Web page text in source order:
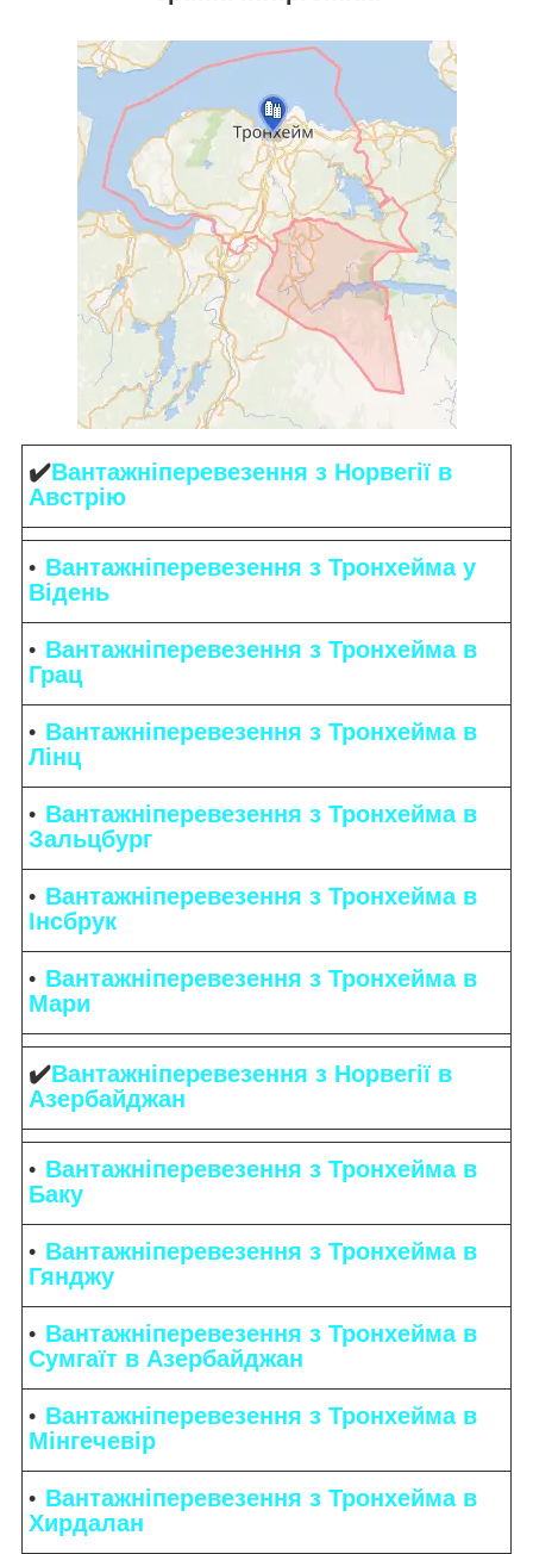
✔️Вантажніперевезення з Норвегії в
Австрію
Вантажніперевезення з Тронхейма у
Відень
Вантажніперевезення з Тронхейма в
Грац
Вантажніперевезення з Тронхейма в
Лінц
Вантажніперевезення з Тронхейма в
Зальцбург
Вантажніперевезення з Тронхейма в
Інсбрук
Вантажніперевезення з Тронхейма в
Мари
✔️Вантажніперевезення з Норвегії в
Азербайджан
Вантажніперевезення з Тронхейма в
Баку
Вантажніперевезення з Тронхейма в
Гянджу
Вантажніперевезення з Тронхейма в
Сумгаїт в Азербайджан
Вантажніперевезення з Тронхейма в
Мінгечевір
Вантажніперевезення з Тронхейма в
Хирдалан